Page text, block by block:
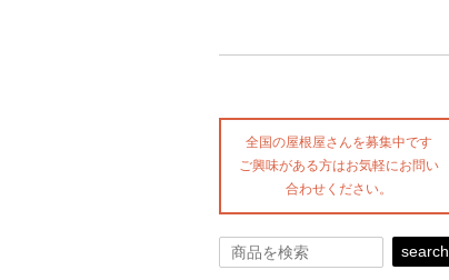
全国の屋根屋さんを募集中です
ご興味がある方はお気軽にお問い
合わせください。
search